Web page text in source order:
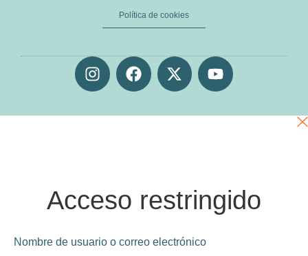
Política de cookies
Acceso restringido
Nombre de usuario o correo electrónico